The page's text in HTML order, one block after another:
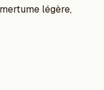
légère,